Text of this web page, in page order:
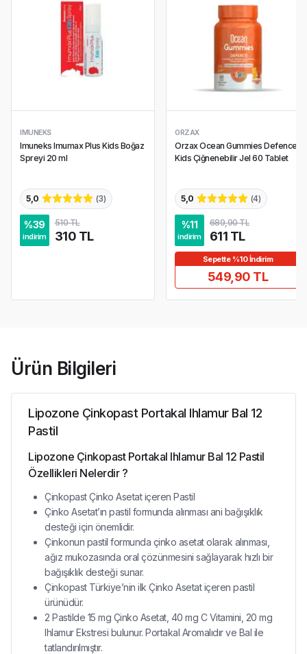
IMUNEKS
Imuneks Imumax Plus Kids Boğaz
Spreyi 20 ml
5,0 (3)
%39
indirim
510 TL
310 TL
ORZAX
Orzax Ocean Gummies Defence
Kids Çiğnenebilir Jel 60 Tablet
5,0 (4)
%11
indirim
689,90 TL
611 TL
Sepette %10 İndirim
549,90 TL
Ürün Bilgileri
Lipozone Çinkopast Portakal Ihlamur Bal 12
Pastil
Lipozone Çinkopast Portakal Ihlamur Bal 12 Pastil
Özellikleri Nelerdir ?
Çinkopast Çinko Asetat içeren Pastil
Çinko Asetat’ın pastil formunda alınması ani bağışıklık
desteği için önemlidir.
Çinkonun pastil formunda çinko asetat olarak alınması,
ağız mukozasında oral çözünmesini sağlayarak hızlı bir
bağışıklık desteği sunar.
Çinkopast Türkiye’nin ilk Çinko Asetat içeren pastil
ürünüdür.
2 Pastilde 15 mg Çinko Asetat, 40 mg C Vitamini, 20 mg
Ihlamur Ekstresi bulunur. Portakal Aromalıdır ve Bal ile
tatlandırılmıştır.